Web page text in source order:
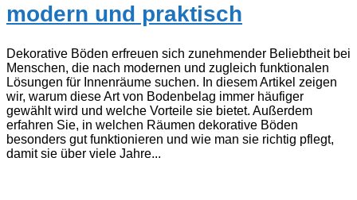
modern und praktisch
Dekorative Böden erfreuen sich zunehmender Beliebtheit bei
Menschen, die nach modernen und zugleich funktionalen
Lösungen für Innenräume suchen. In diesem Artikel zeigen
wir, warum diese Art von Bodenbelag immer häufiger
gewählt wird und welche Vorteile sie bietet. Außerdem
erfahren Sie, in welchen Räumen dekorative Böden
besonders gut funktionieren und wie man sie richtig pflegt,
damit sie über viele Jahre...